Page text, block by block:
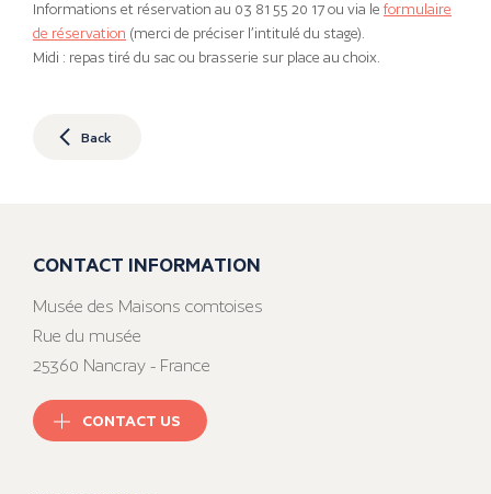
Informations et réservation au 03 81 55 20 17 ou via le formulaire
de réservation (merci de préciser l’intitulé du stage).
Midi : repas tiré du sac ou brasserie sur place au choix.
Back
CONTACT INFORMATION
Musée des Maisons comtoises
Rue du musée
25360 Nancray - France
CONTACT US